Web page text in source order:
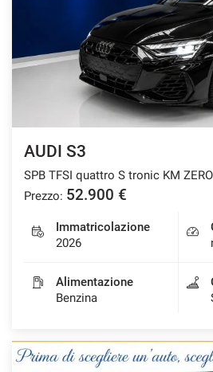
AUDI S3
SPB TFSI quattro S tronic KM
Prezzo: 52.900 €
Immatricolazione
2026
Alimentazione
Benzina